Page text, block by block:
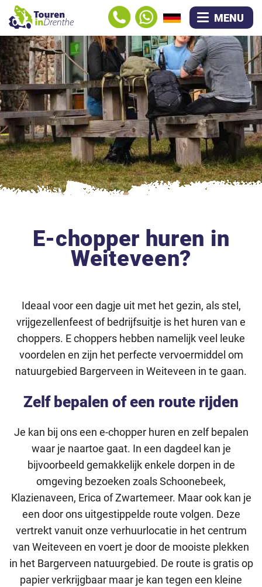
MENU
E-chopper huren in
Weiteveen?
Ideaal voor een dagje uit met het gezin, als stel,
vrijgezellenfeest of bedrijfsuitje is het huren van e
choppers. E choppers hebben namelijk veel leuke
voordelen en zijn het perfecte vervoermiddel om
natuurgebied Bargerveen in Weiteveen in te gaan.
Zelf bepalen of een route rijden
Je kan bij ons een e-chopper huren en zelf bepalen
waar je naartoe gaat. In een dagdeel kan je
bijvoorbeeld gemakkelijk enkele dorpen in de
omgeving bezoeken zoals Schoonebeek,
Klazienaveen, Erica of Zwartemeer. Maar ook kan je
een door ons uitgestippelde route volgen. Deze
vertrekt vanuit onze verhuurlocatie in het centrum
van Weiteveen en voert je door de mooiste plekken
in het Bargerveen natuurgebied. De route is gratis op
papier verkrijgbaar maar je kan tegen een kleine